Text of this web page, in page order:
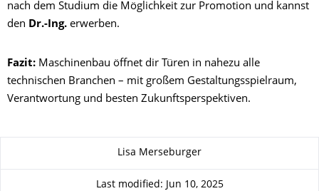
nach dem Studium die Möglichkeit zur Promotion und kannst
den Dr.-Ing. erwerben.
Fazit: Maschinenbau öffnet dir Türen in nahezu alle
technischen Branchen – mit großem Gestaltungsspielraum,
Verantwortung und besten Zukunftsperspektiven.
About this pageLisa Merseburger
Last modified: Jun 10, 2025